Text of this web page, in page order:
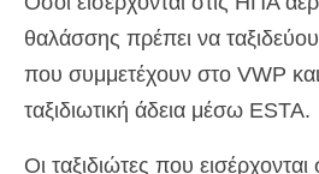
θαλάσσης πρέπει να
που συμμετέχουν στο VWP
ταξιδιωτική άδεια μέσω ESTA.
Οι ταξιδιώτες που